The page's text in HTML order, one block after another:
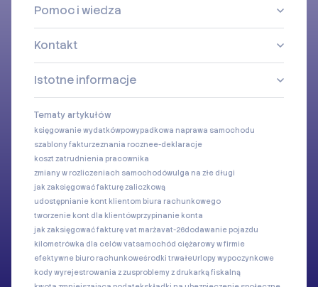
Pomoc i wiedza
Kontakt
Istotne informacje
Tematy artykułów
księgowanie wydatkówpowypadkowa naprawa samochodu
szablony fakturzeznania rocznee-deklaracje
koszt zatrudnienia pracownika
zmiany w rozliczeniach samochodówulga na złe długi
jak zaksięgować fakturę zaliczkową
udostępnianie kont klientom biura rachunkowego
tworzenie kont dla klientówprzypinanie konta
jak zaksięgować fakturę vat marżavat-26dodawanie pojazdu
kilometrówka dla celów vatsamochód ciężarowy w firmie
efektywne biuro rachunkoweśrodki trwałeUrlopy wypoczynkowe
kody wyrejestrowania z zusproblemy z drukarką fiskalną